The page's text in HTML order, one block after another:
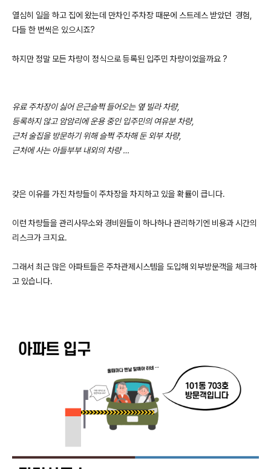
열심히 일을 하고 집에 왔는데 만차인 주차장 때문에 스트레스 받았던 경험,
다들 한 번씩은 있으시죠?
하지만 정말 모든 차량이 정식으로 등록된 입주민 차량이었을까요 ?
유료 주차장이 싫어 은근슬쩍 들어오는 옆 빌라 차량,
등록하지 않고 암암리에 운용 중인 입주민의 여유분 차량,
근처 술집을 방문하기 위해 슬쩍 주차해 둔 외부 차량,
근처에 사는 아들부부 내외의 차량 …
갖은 이유를 가진 차량들이 주차장을 차지하고 있을 확률이 큽니다.
​이런 차량들을 관리사무소와 경비원들이 하나하나 관리하기엔 비용과 시간의
리스크가 크지요.
그래서 최근 많은 아파트들은 주차관제시스템을 도입해 외부방문객을 체크하
고 있습니다.